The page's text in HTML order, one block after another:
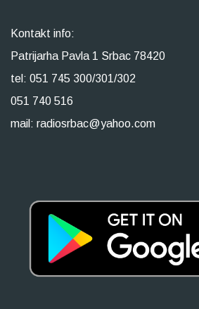
Kontakt info:
Patrijarha Pavla 1 Srbac 78420
tel: 051 745 300/301/302
051 740 516
mail: radiosrbac@yahoo.com